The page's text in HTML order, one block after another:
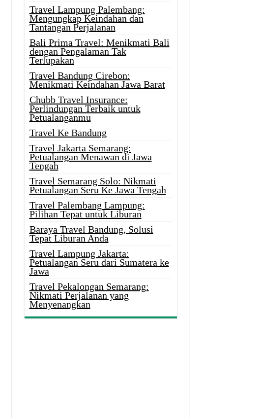
Travel Lampung Palembang:
Mengungkap Keindahan dan
Tantangan Perjalanan
Bali Prima Travel: Menikmati Bali
dengan Pengalaman Tak
Terlupakan
Travel Bandung Cirebon:
Menikmati Keindahan Jawa Barat
Chubb Travel Insurance:
Perlindungan Terbaik untuk
Petualanganmu
Travel Ke Bandung
Travel Jakarta Semarang:
Petualangan Menawan di Jawa
Tengah
Travel Semarang Solo: Nikmati
Petualangan Seru Ke Jawa Tengah
Travel Palembang Lampung:
Pilihan Tepat untuk Liburan
Baraya Travel Bandung, Solusi
Tepat Liburan Anda
Travel Lampung Jakarta:
Petualangan Seru dari Sumatera ke
Jawa
Travel Pekalongan Semarang:
Nikmati Perjalanan yang
Menyenangkan